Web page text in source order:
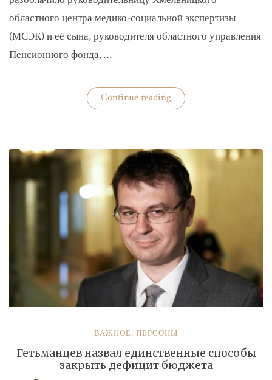
областного центра медико-социальной экспертизы
(МСЭК) и её сына, руководителя областного управления
Пенсионного фонда, …
Continue reading«В
Хмельницком
сын
зарабатывали
на
уклонистах»
ВАЖНОЕ, ПЕРСОНЫ
Гетьманцев назвал единственные способы
закрыть дефицит бюджета